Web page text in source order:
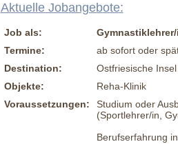
Aktuelle Jobangebote:
Job als:
Termine:
ab sofort oder
Destination:
Ostfriesische
Objekte:
Reha-Klinik
Voraussetzungen:
Studium oder
(Sportlehrer/in,
Berufserfahrung